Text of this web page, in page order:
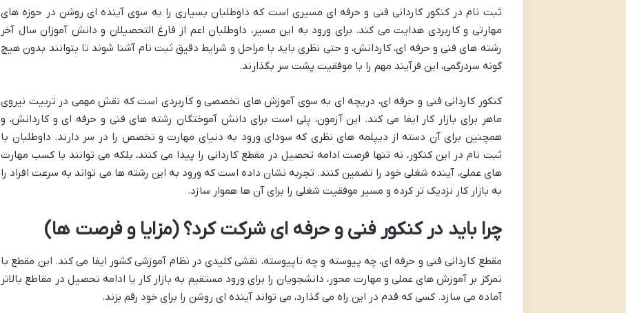
ثبت نام در کنکور کاردانی فنی و حرفه ای مسیری است که داوطلبان بسیاری را به سوی آینده ای روشن در حوزه های
مهارتی و کاربردی هدایت می کند. برای ورود به این مسیر، داوطلبان اعم از فارغ التحصیلان و دانش آموزان سال آخر
رشته های فنی و حرفه ای، کاردانش، و حتی نظری باید با مراحل و شرایط دقیق ثبت نام آشنا شوند تا بتوانند بدون هیچ
گونه سردرگمی، این فرآیند مهم را با موفقیت پشت سر بگذارند.
کنکور کاردانی فنی و حرفه ای، دریچه ای به سوی آموزش های تخصصی و کاربردی است که نقش مهمی در تربیت نیروی
ماهر برای بازار کار ایفا می کند. این آزمون، پلی است برای دانش آموختگان رشته های فنی و حرفه ای و کاردانش، و
همچنین برای آن دسته از دیپلمه های نظری که سودای ورود به دنیای مهارت و تخصص را در سر دارند. داوطلبان با
ثبت نام در این کنکور، نه تنها فرصت ادامه تحصیل در مقطع کاردانی را پیدا می کنند، بلکه می توانند با کسب مهارت
های عملی، آینده شغلی خود را تضمین کنند. تجربه نشان داده است که ورود به این رشته ها می تواند به سرعت افراد را
به بازار کار نزدیک تر کرده و مسیر موفقیت شغلی را برای آن ها هموار سازد.
چرا باید در کنکور فنی و حرفه ای شرکت کرد؟ (مزایا و فرصت ها)
مقطع کاردانی فنی و حرفه ای، چه پیوسته و چه ناپیوسته، نقشی کلیدی در نظام آموزشی کشور ایفا می کند. این مقطع با
تمرکز بر آموزش های عملی و مهارت محور، دانشجویان را برای ورود مستقیم به بازار کار یا ادامه تحصیل در مقاطع بالاتر
آماده می سازد. کسی که قدم در این راه می گذارد، می تواند آینده ای روشن را برای خود رقم بزند.